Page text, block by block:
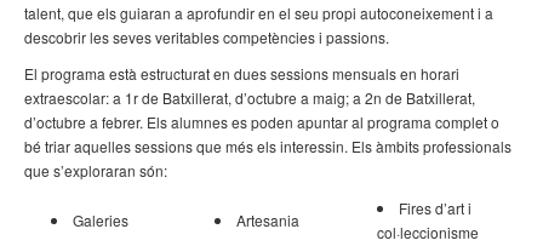
talent, que els guiaran a aprofundir en el seu propi autoconeixement i a
descobrir les seves veritables competències i passions.
El programa està estructurat en dues sessions mensuals en horari
extraescolar: a 1r de Batxillerat, d’octubre a maig; a 2n de Batxillerat,
d’octubre a febrer. Els alumnes es poden apuntar al programa complet o
bé triar aquelles sessions que més els interessin. Els àmbits professionals
que s’exploraran són:
Galeries Artesania
Fires d’art i
col·leccionisme